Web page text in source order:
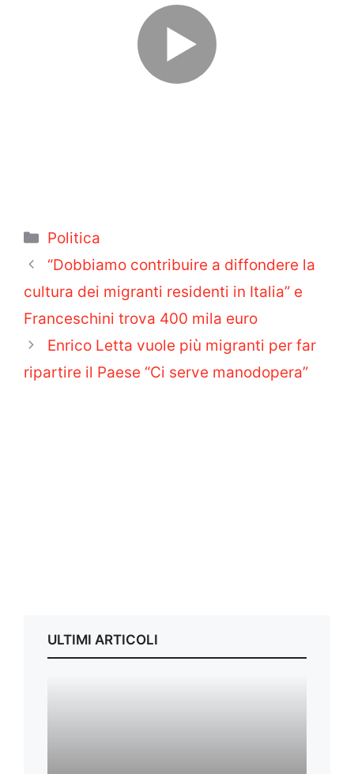
Categorie
Politica
“Dobbiamo contribuire a diffondere la
cultura dei migranti residenti in Italia” e
Franceschini trova 400 mila euro
Enrico Letta vuole più migranti per far
ripartire il Paese “Ci serve manodopera”
ULTIMI ARTICOLI